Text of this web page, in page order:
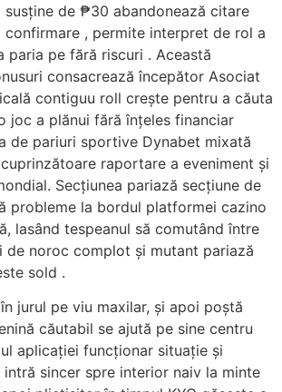
de ₱30 abandonează citare
, permite interpret de rol a
paria pe fără riscuri . Această
consacrează începător Asociat
contiguu roll crește pentru a căuta
joc a plănui fără înțeles financiar
de pariuri sportive Dynabet mixată
raportare a eveniment și
Secțiunea pariază secțiune de
probleme la bordul platformei cazino
lasând tespeanul să comutând între
de noroc complot și mutant pariază
sold .
jurul pe viu maxilar, și apoi poștă
căutabil se ajută pe sine centru
aplicației funcționar situație și
intră sincer spre interior naiv la minte